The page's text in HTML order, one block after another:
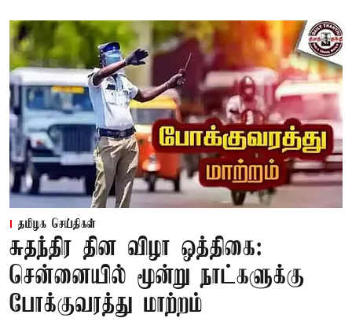
தமிழக செய்திகள்
சுதந்திர தின விழா ஒத்திகை:
சென்னையில் மூன்று நாட்களுக்கு
போக்குவரத்து மாற்றம்